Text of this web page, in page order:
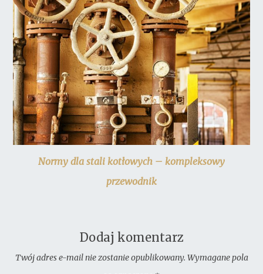
Normy dla stali kotłowych – kompleksowy
przewodnik
Dodaj komentarz
Twój adres e-mail nie zostanie opublikowany. Wymagane pola